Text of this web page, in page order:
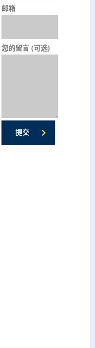
邮箱
您的留言 (可选)
提交